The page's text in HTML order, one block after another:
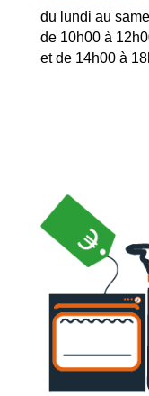
du lundi au
de 10h00 à
et de 14h00 à